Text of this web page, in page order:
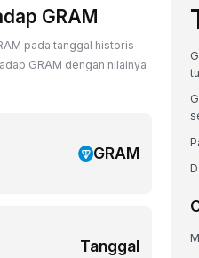
GRAM
pada tanggal historis
GRAM dengan nilainya
GRAM
Tanggal